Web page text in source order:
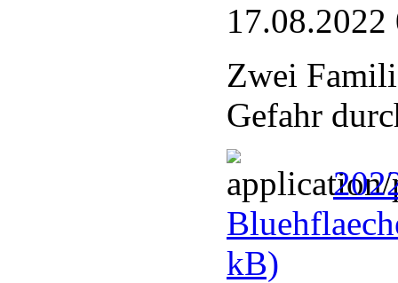
17.08.2022
Zwei
Gefahr
kB)